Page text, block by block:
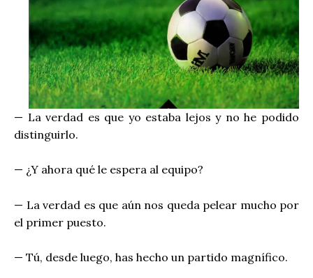
— La verdad es que yo estaba lejos y no he podido
distinguirlo.
— ¿Y ahora qué le espera al equipo?
— La verdad es que aún nos queda pelear mucho por
el primer puesto.
— Tú, desde luego, has hecho un partido magnífico.